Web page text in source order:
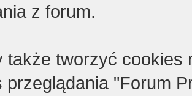
z forum.
także tworzyć cookies
przeglądania "Forum